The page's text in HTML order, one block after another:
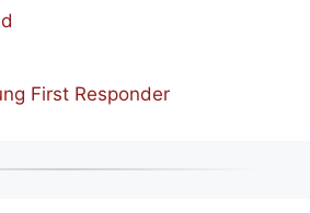
First Responder